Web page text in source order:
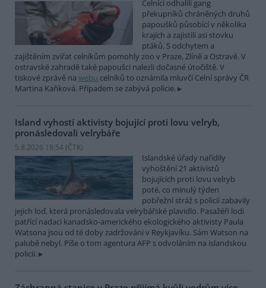
Celníci odhalili gang
překupníků chráněných druhů
papoušků působící v několika
krajích a zajistili asi stovku
ptáků. S odchytem a
zajištěním zvířat celníkům pomohly zoo v Praze, Zlíně a Ostravě. V
ostravské zahradě také papoušci nalezli dočasné útočiště. V
tiskové zprávě na webu celníků to oznámila mluvčí Celní správy ČR
Martina Kaňková. Případem se zabývá policie.
Island vyhostí aktivisty bojující proti lovu velryb,
pronásledovali velrybáře
5.8.2026 19:54 (ČTK)
Islandské úřady nařídily
vyhoštění 21 aktivistů
bojujících proti lovu velryb
poté, co minulý týden
pobřežní stráž s policií zabavily
jejich loď, která pronásledovala velrybářské plavidlo. Pasažéři lodi
patřící nadaci kanadsko-amerického ekologického aktivisty Paula
Watsona jsou od té doby zadržováni v Reykjavíku. Sám Watson na
palubě nebyl. Píše o tom agentura AFP s odvoláním na islandskou
policii.